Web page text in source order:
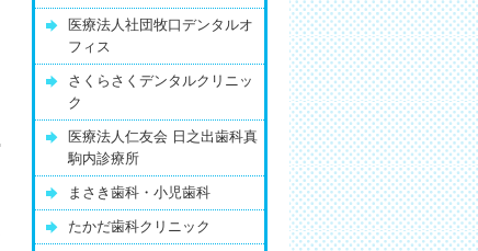
医療法人社団牧口デンタルオ
フィス
さくらさくデンタルクリニッ
ク
医療法人仁友会 日之出歯科真
駒内診療所
まさき歯科・小児歯科
たかだ歯科クリニック